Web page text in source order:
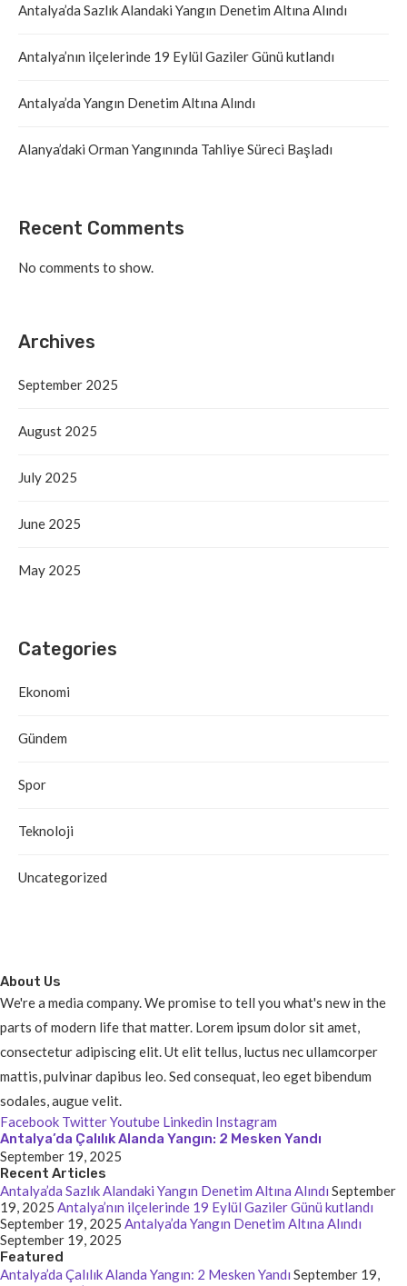
Antalya’da Sazlık Alandaki Yangın Denetim Altına Alındı
Antalya’nın ilçelerinde 19 Eylül Gaziler Günü kutlandı
Antalya’da Yangın Denetim Altına Alındı
Alanya’daki Orman Yangınında Tahliye Süreci Başladı
Recent Comments
No comments to show.
Archives
September 2025
August 2025
July 2025
June 2025
May 2025
Categories
Ekonomi
Gündem
Spor
Teknoloji
Uncategorized
About Us
We're a media company. We promise to tell you what's new in the
parts of modern life that matter. Lorem ipsum dolor sit amet,
consectetur adipiscing elit. Ut elit tellus, luctus nec ullamcorper
mattis, pulvinar dapibus leo. Sed consequat, leo eget bibendum
sodales, augue velit.
Facebook TwitterYoutube Linkedin Instagram
Antalya’da Çalılık Alanda Yangın: 2 Mesken Yandı
September 19, 2025
Recent Articles
Antalya’da Sazlık Alandaki Yangın Denetim Altına Alındı September
19, 2025 Antalya’nın ilçelerinde 19 Eylül Gaziler Günü kutlandı
September 19, 2025 Antalya’da Yangın Denetim Altına Alındı
September 19, 2025
Featured
Antalya’da Çalılık Alanda Yangın: 2 Mesken Yandı September 19,